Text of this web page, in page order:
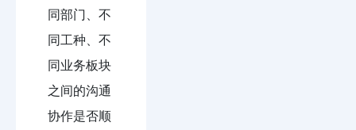
同部门、不
同工种、不
同业务板块
之间的沟通
协作是否顺